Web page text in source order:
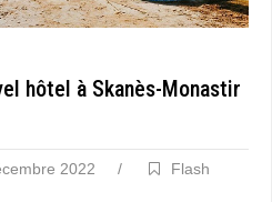
hôtel à Skanès-Monastir
2022 /
Flash